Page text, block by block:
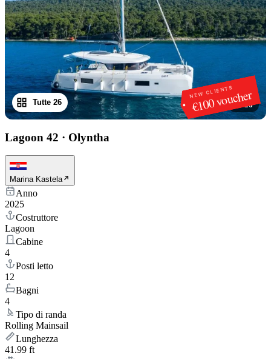
NEW CLIENTS
€100 voucher
1/26
Tutte 26
Lagoon 42 · Olyntha
Marina Kastela
Anno
2025
Costruttore
Lagoon
Cabine
4
Posti letto
12
Bagni
4
Tipo di randa
Rolling Mainsail
Lunghezza
41.99 ft